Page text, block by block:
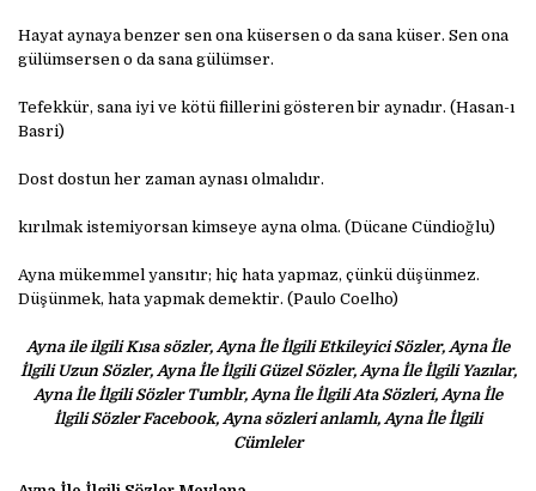
Hayat aynaya benzer sen ona küsersen o da sana küser. Sen ona
gülümsersen o da sana gülümser.
Tefekkür, sana iyi ve kötü fiillerini gösteren bir aynadır. (Hasan-ı
Basri)
Dost dostun her zaman aynası olmalıdır.
kırılmak istemiyorsan kimseye ayna olma. (Dücane Cündioğlu)
Ayna mükemmel yansıtır; hiç hata yapmaz, çünkü düşünmez.
Düşünmek, hata yapmak demektir. (Paulo Coelho)
Ayna ile ilgili Kısa sözler, Ayna İle İlgili Etkileyici Sözler, Ayna İle
İlgili Uzun Sözler, Ayna İle İlgili Güzel Sözler, Ayna İle İlgili Yazılar,
Ayna İle İlgili Sözler Tumblr, Ayna İle İlgili Ata Sözleri, Ayna İle
İlgili Sözler Facebook, Ayna sözleri anlamlı, Ayna İle İlgili
Cümleler